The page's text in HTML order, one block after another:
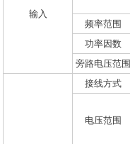
输入
频率范围
功率因数
旁路电压范围
接线方式
电压范围